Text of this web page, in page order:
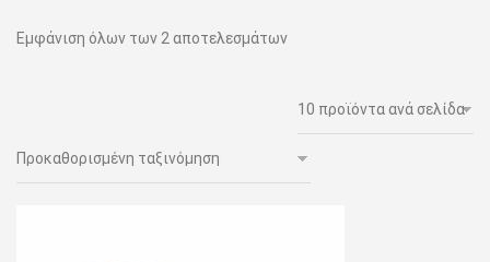
Εμφάνιση όλων των 2 αποτελεσμάτων